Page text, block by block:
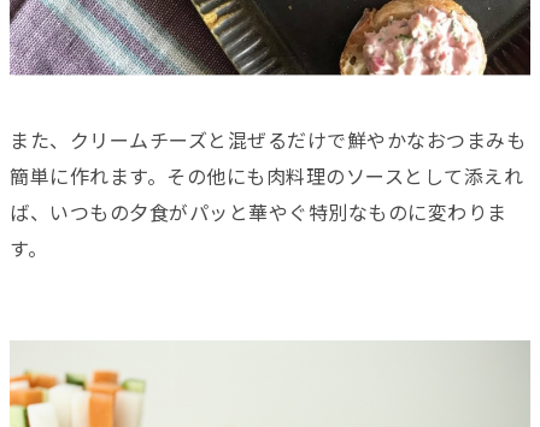
また、クリームチーズと混ぜるだけで鮮やかなおつまみも
簡単に作れます。その他にも肉料理のソースとして添えれ
ば、いつもの夕食がパッと華やぐ特別なものに変わりま
す。